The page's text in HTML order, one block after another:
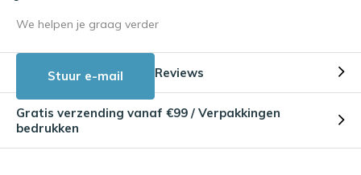
We helpen je graag verder
Stuur e-mail Reviews
Gratis verzending vanaf €99 / Verpakkingen
bedrukken